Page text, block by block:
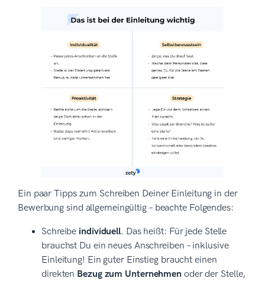
Ein paar Tipps zum Schreiben Deiner Einleitung in der
Bewerbung sind allgemeingültig – beachte Folgendes:
Schreibe individuell. Das heißt: Für jede Stelle
brauchst Du ein neues Anschreiben – inklusive
Einleitung! Ein guter Einstieg braucht einen
direkten Bezug zum Unternehmen oder der Stelle,